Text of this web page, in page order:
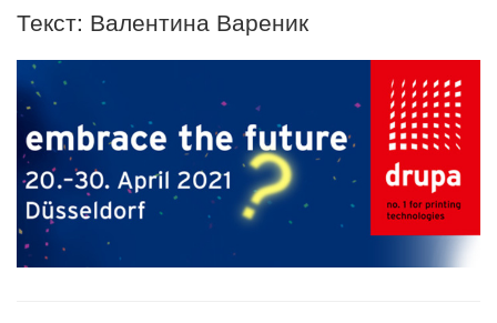
Текст: Валентина Вареник